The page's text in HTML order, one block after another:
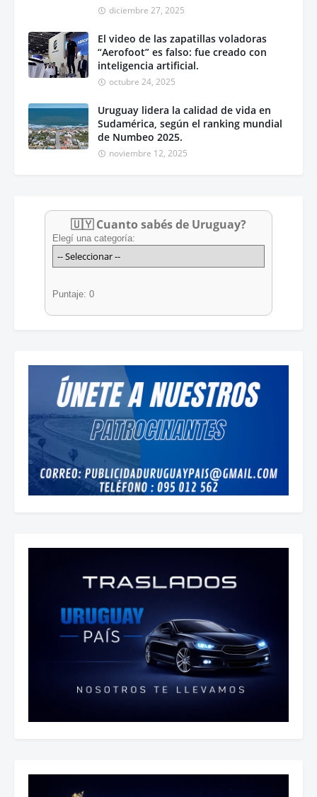
diciembre 27, 2025
El video de las zapatillas voladoras
“Aerofoot” es falso: fue creado con
inteligencia artificial.
octubre 24, 2025
Uruguay lidera la calidad de vida en
Sudamérica, según el ranking mundial
de Numbeo 2025.
noviembre 12, 2025
🇺🇾 Cuanto sabés de Uruguay?
Elegí una categoría:
Puntaje: 0